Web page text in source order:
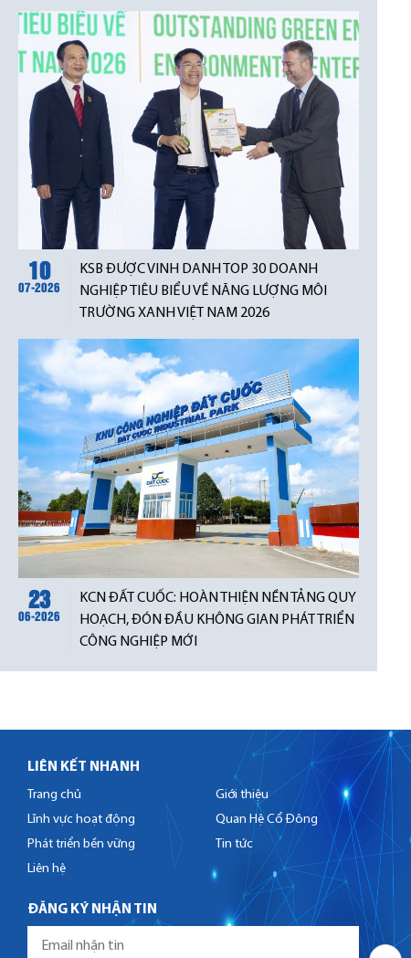
10
07-2026
KSB ĐƯỢC VINH DANH TOP 30 DOANH
NGHIỆP TIÊU BIỂU VỀ NĂNG LƯỢNG MÔI
TRƯỜNG XANH VIỆT NAM 2026
23
06-2026
KCN ĐẤT CUỐC: HOÀN THIỆN NỀN TẢNG QUY
HOẠCH, ĐÓN ĐẦU KHÔNG GIAN PHÁT TRIỂN
CÔNG NGHIỆP MỚI
LIÊN KẾT NHANH
Trang chủ
Giới thiệu
Lĩnh vực hoạt động
Quan Hệ Cổ Đông
Phát triển bền vững
Tin tức
Liên hệ
ĐĂNG KÝ NHẬN TIN